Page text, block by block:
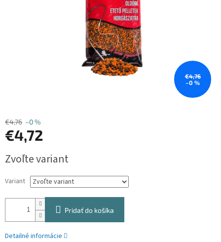
€4,76
–0 %
€4,76 –0 %
€4,72
cena:
Zvoľte variant
Variant
Pridať do košíka
Detailné informácie